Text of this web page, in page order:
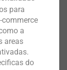
para
a
areas
do